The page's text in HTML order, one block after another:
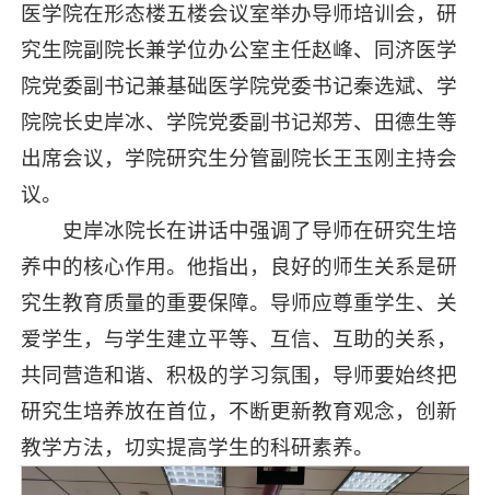
医学院在形态楼五楼会议室举办导师培训会，研
究生院副院长兼学位办公室主任赵峰、同济医学
院党委副书记兼基础医学院党委书记秦选斌、学
院院长史岸冰、学院党委副书记郑芳、田德生等
出席会议，学院研究生分管副院长王玉刚主持会
议。
史岸冰院长在讲话中强调了导师在研究生培
养中的核心作用。他指出，良好的师生关系是研
究生教育质量的重要保障。导师应尊重学生、关
爱学生，与学生建立平等、互信、互助的关系，
共同营造和谐、积极的学习氛围，导师要始终把
研究生培养放在首位，不断更新教育观念，创新
教学方法，切实提高学生的科研素养。